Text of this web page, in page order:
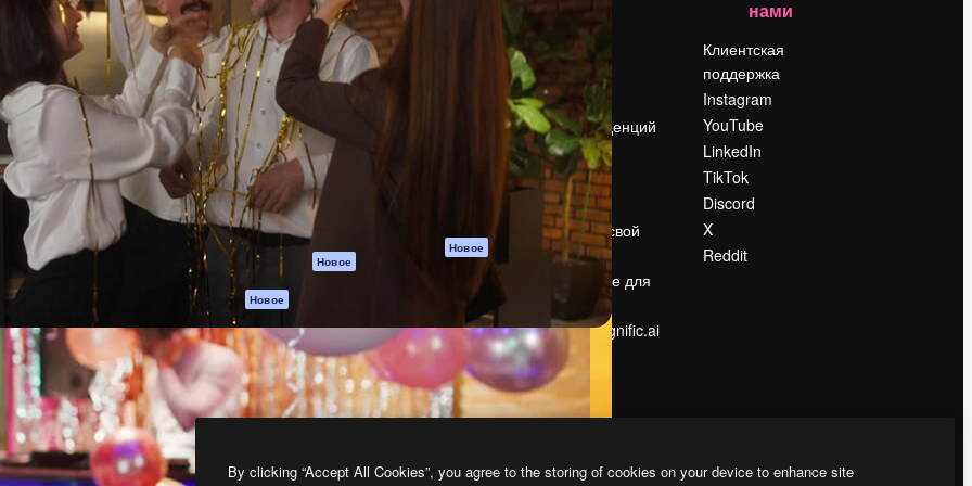
для создания
Более 1 миллиона
креаторов,
и студий.
Spaces
ИИ-помощник
Генератор
изображений ИИ
Генератор видео
ИИ
Генератор голоса
на основе ИИ
Стоковый контент
MCP для
Claude/ChatGPT
Новое
Агенты Новое
API
Мобильное
приложение
Все инструменты
Magnific
Academy
Документация по
Пакету ИИ
конфиденциальности
Новое
Политика файлов
Центр доверия
Партнеры
Предприятие
О нас
Reviews
Вакансии
Поиск тенденций
Блог
События
Slidesgo
Продайте свой
контент
Помещение для
прессы
Ищете magnific.ai
нами
Клиентская
поддержка
Instagram
YouTube
LinkedIn
TikTok
Discord
X
Reddit
By clicking “Accept All Cookies”, you agree to the storing of cookies on your device to enhance site